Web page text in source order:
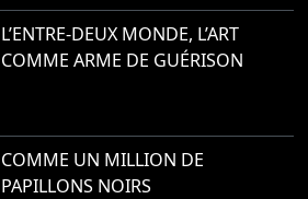
L’ENTRE-DEUX MONDE, L’ART
COMME ARME DE GUÉRISON
COMME UN MILLION DE
PAPILLONS NOIRS